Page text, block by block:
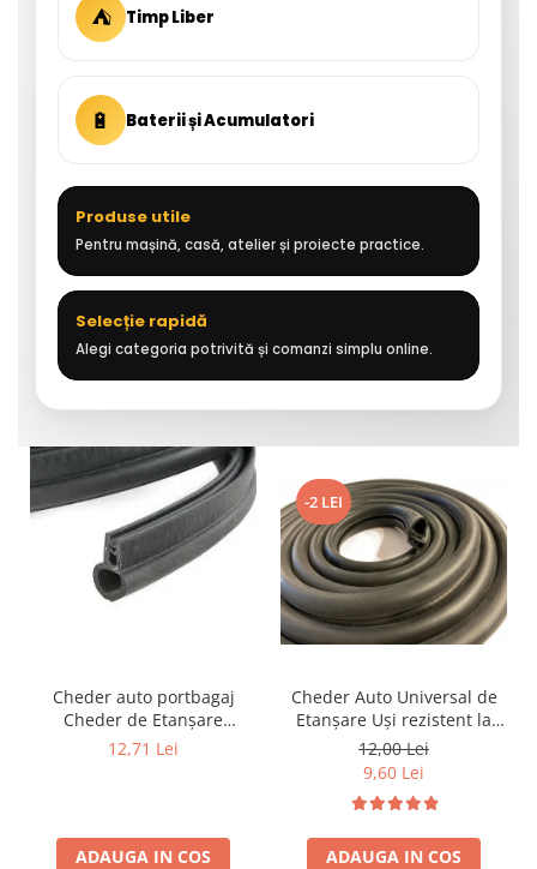
⛺ Timp Liber
🔋 Baterii și Acumulatori
Produse utile
Pentru mașină, casă, atelier și proiecte practice.
Selecție rapidă
Alegi categoria potrivită și comanzi simplu online.
Cheder auto portbagaj
Cheder de Etanșare
Profesional din Cauciuc -
Liniar
12,71 Lei
ADAUGA IN COS
-2 LEI
Cheder Auto Universal de
Etanșare Uși rezistent la
intemperii, raze UV,
îmbătrânire și temperaturi
extreme
12,00 Lei
9,60 Lei
ADAUGA IN COS